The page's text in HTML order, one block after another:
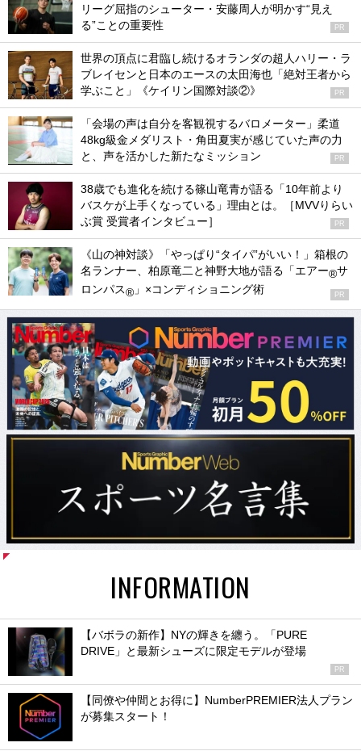
リーグ屈指のシューター・安藤周人が明かす“見え
る”ことの重要性
PR
世界の頂点に君臨し続けるオランダの超人ハリー・ラ
ブレイセンと日本のエースの太田海也「絶対王者から
学ぶこと」《ケイリン国際対談②》
PR
「会場の声は自分を客観視するバロメーター」柔道
48kg級金メダリスト・角田夏実が感じていた声の力
と、声を活かした新たなミッション
PR
38歳でも進化を続ける篠山竜青が語る「10年前より
バスケが上手くなっている」理由とは。［MVVりらい
ぶ賞 受賞者インタビュー］
PR
《山の神対談》「やっぱり“タイパ”がいい！」箱根の
名ランナー、柏原竜二と神野大地が語る「エアー®サ
ロンパス® 」×コンディショニング術 PR
INFORMATION
【バボラの新作】NYの輝きを纏う。「PURE
DRIVE」と最新シューズに限定モデルが登場
PR
【同僚や仲間とお得に】NumberPREMIER法人プラン
が募集スタート！